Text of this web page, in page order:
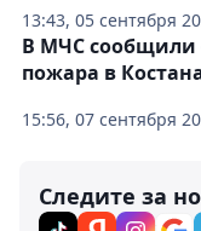
13:43, 05 сентября
15:56, 07 сентября
В МЧС сообщили
пожара в
Следите за